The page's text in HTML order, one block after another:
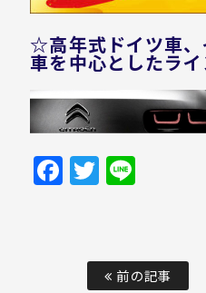
☆高年式ドイツ車、
車を中心としたラ
Facebook
Twitter
前の記事